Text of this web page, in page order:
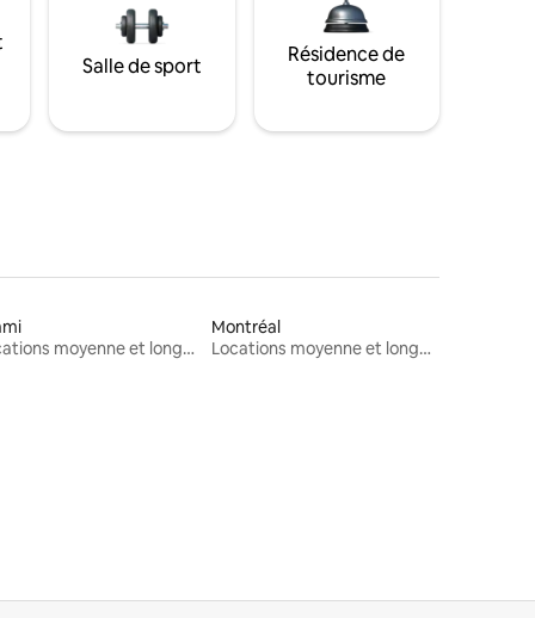
Salle de sport
Résidence de
tourisme
Locations moyenne et longue durée
Montréal
Locations moyenne et longue durée